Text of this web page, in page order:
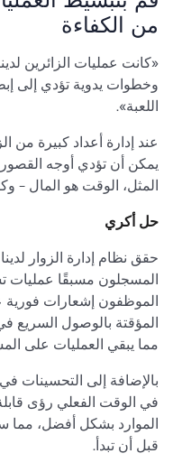
من الكفاءة
«كانت عمليات الزائرين
وخطوات يدوية تؤدي إلى
اللعبة».
عند إدارة أعداد كبيرة
يمكن أن تؤدي أوجه القصور
المثل، الوقت هو المال -
حل أكري
حقق نظام إدارة الزوار
المسجلون مسبقًا عمليات
الموظفون إشعارات فورية
المؤقتة بالوصول السريع
مما يبقي العمليات على
بالإضافة إلى التحسينات
في الوقت الفعلي رؤى
الموارد بشكل أفضل، مما
قبل أن تبدأ.